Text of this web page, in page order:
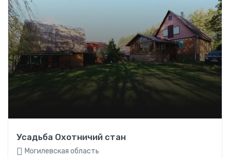
Усадьба Охотничий стан
Могилевская область